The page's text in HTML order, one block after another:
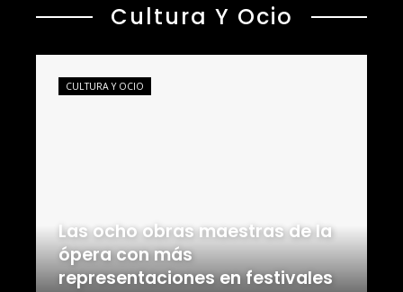
Cultura Y Ocio
CULTURA Y OCIO
Las ocho obras maestras de la
ópera con más
representaciones en festivales